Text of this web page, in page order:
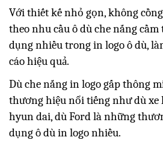
Với thiết kế nhỏ gọn, không
theo nhu cầu ô dù che nắng
dụng nhiều trong in logo ô dù,
cáo hiệu quả.
Dù che nắng in logo gấp thông
thương hiệu nổi tiếng như dù xe
hyun dai, dù Ford là những
dụng ô dù in logo nhiều.